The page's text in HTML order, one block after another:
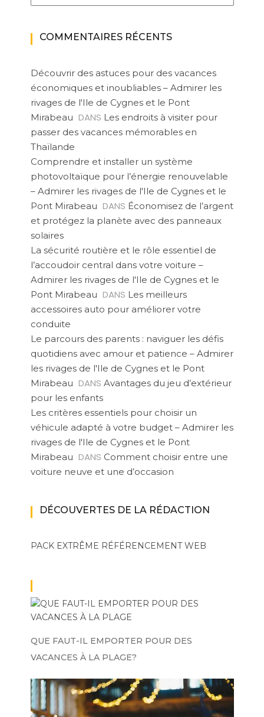
COMMENTAIRES RÉCENTS
Découvrir des astuces pour des vacances
économiques et inoubliables – Admirer les
rivages de l'Ile de Cygnes et le Pont
Mirabeau DANS Les endroits à visiter pour
passer des vacances mémorables en
Thaïlande
Comprendre et installer un système
photovoltaïque pour l’énergie renouvelable
– Admirer les rivages de l'Ile de Cygnes et le
Pont Mirabeau DANS Économisez de l’argent
et protégez la planète avec des panneaux
solaires
La sécurité routière et le rôle essentiel de
l’accoudoir central dans votre voiture –
Admirer les rivages de l'Ile de Cygnes et le
Pont Mirabeau DANS Les meilleurs
accessoires auto pour améliorer votre
conduite
Le parcours des parents : naviguer les défis
quotidiens avec amour et patience – Admirer
les rivages de l'Ile de Cygnes et le Pont
Mirabeau DANS Avantages du jeu d’extérieur
pour les enfants
Les critères essentiels pour choisir un
véhicule adapté à votre budget – Admirer les
rivages de l'Ile de Cygnes et le Pont
Mirabeau DANS Comment choisir entre une
voiture neuve et une d’occasion
DÉCOUVERTES DE LA RÉDACTION
PACK EXTRÊME RÉFÉRENCEMENT WEB
QUE FAUT-IL EMPORTER POUR DES
VACANCES À LA PLAGE?